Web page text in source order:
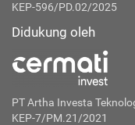
KEP-596/PD.02/2025
Didukung oleh
PT Artha Investa
KEP-7/PM.21/2021